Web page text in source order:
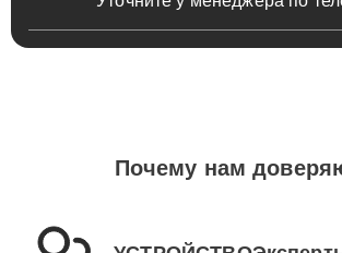
Почему нам